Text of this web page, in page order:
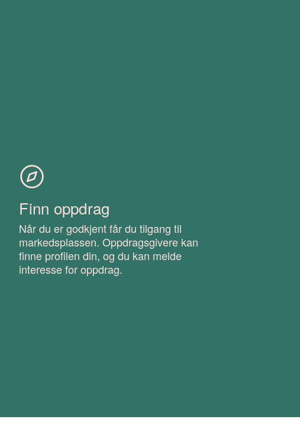
Finn oppdrag
Når du er godkjent får du tilgang til
markedsplassen. Oppdragsgivere kan
finne profilen din, og du kan melde
interesse for oppdrag.